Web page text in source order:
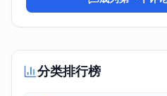
分类排行榜